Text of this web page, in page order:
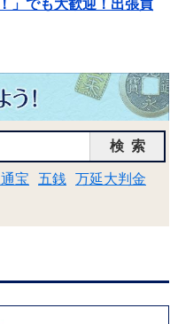
」でも大歓迎！出張買
検索
宝 五銭 万延大判金